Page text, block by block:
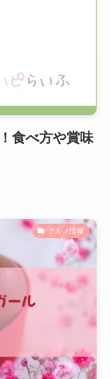
食べ方や賞味
グルメ情報